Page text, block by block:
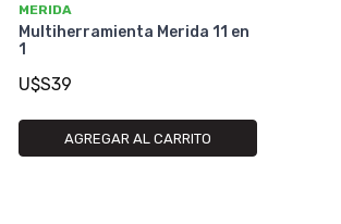
MERIDA
Multiherramienta Merida 11 en
1
U$S39
AGREGAR AL CARRITO